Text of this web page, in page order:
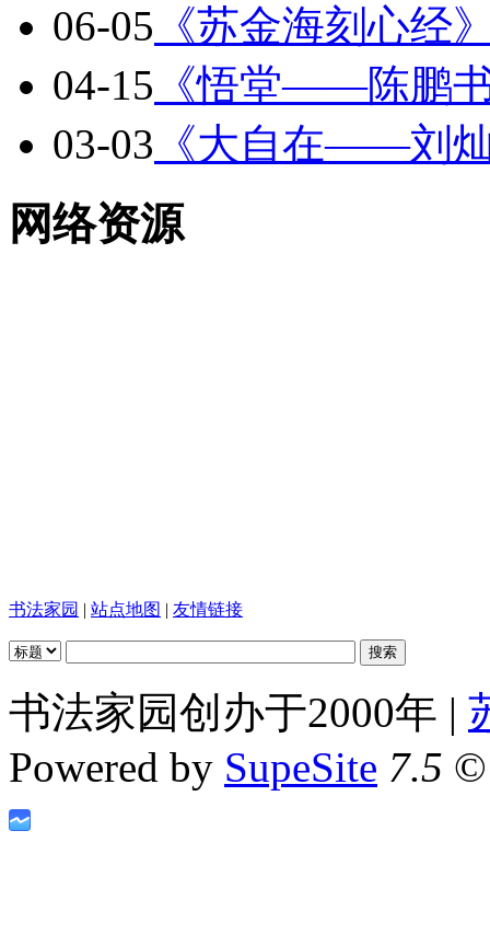
06-05 《苏金海刻心经
04-15 《悟堂——陈鹏
03-03 《大自在——刘
网络资源
书法家园 | 站点地图 | 友情链接
书法家园创办于2000年 |
Powered by SupeSite 7.5 ©